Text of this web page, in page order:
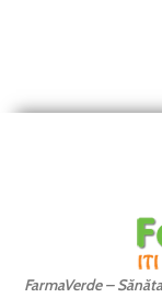
FarmaVerde –